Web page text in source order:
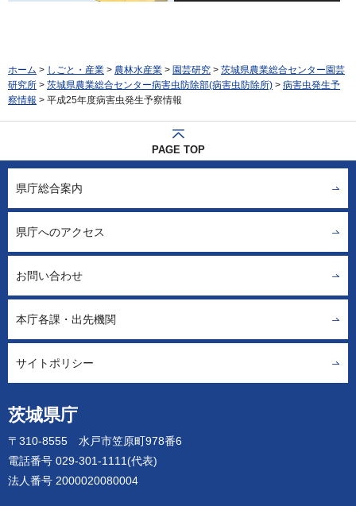
ホーム > しごと・産業 > 農林水産業 > 園芸研究 > 茨城県農業総合センター園芸
研究所 > 茨城県農業総合センター病害虫防除部(病害虫防除所) > 病害虫発生予
察情報 > 平成25年度病害虫発生予察情報
PAGE TOP
茨城県庁
〒310-8555 水戸市笠原町978番6
電話番号 029-301-1111(代表)
法人番号 2000020080004
県庁総合案内
県庁へのアクセス
お問い合わせ
本庁各課・出先機関
サイトポリシー